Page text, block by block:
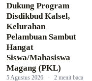
Dukung Program
Disdikbud Kalsel,
Kelurahan
Pelambuan Sambut
Hangat
Siswa/Mahasiswa
Magang (PKL)
5 Agustus 2026 · 2 menit baca